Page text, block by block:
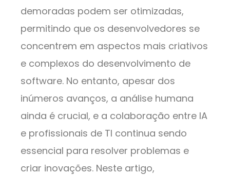
demoradas podem ser otimizadas,
permitindo que os desenvolvedores se
concentrem em aspectos mais criativos
e complexos do desenvolvimento de
software. No entanto, apesar dos
inúmeros avanços, a análise humana
ainda é crucial, e a colaboração entre IA
e profissionais de TI continua sendo
essencial para resolver problemas e
criar inovações. Neste artigo,